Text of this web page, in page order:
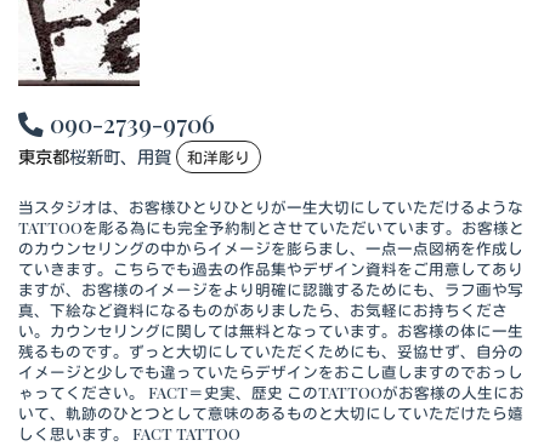
090-2739-9706
東京都桜新町、用賀 和洋彫り
当スタジオは、お客様ひとりひとりが一生大切にしていただけるような
TATTOOを彫る為にも完全予約制とさせていただいています。お客様と
のカウンセリングの中からイメージを膨らまし、一点一点図柄を作成し
ていきます。こちらでも過去の作品集やデザイン資料をご用意してあり
ますが、お客様のイメージをより明確に認識するためにも、ラフ画や写
真、下絵など資料になるものがありましたら、お気軽にお持ちくださ
い。カウンセリングに関しては無料となっています。お客様の体に一生
残るものです。ずっと大切にしていただくためにも、妥協せず、自分の
イメージと少しでも違っていたらデザインをおこし直しますのでおっし
ゃってください。 FACT＝史実、歴史 このTATTOOがお客様の人生にお
いて、軌跡のひとつとして意味のあるものと大切にしていただけたら嬉
しく思います。 FACT TATTOO